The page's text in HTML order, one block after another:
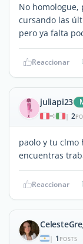
No homologue,
cursando las
pero ya falta
Reaccionar
juliapi23
| 2
paolo y tu clmo
encuentras
Reaccionar
| 1 POSTS